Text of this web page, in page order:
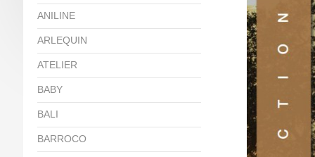
ANILINE
ARLEQUIN
ATELIER
BABY
BALI
BARROCO